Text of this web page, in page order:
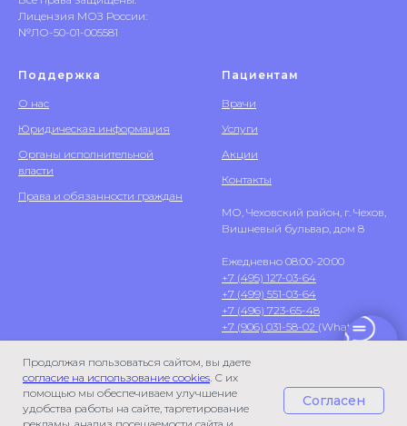
Продолжая пользоваться сайтом, вы даете
согласие на использование cookies. С их
помощью мы обеспечиваем улучшение
удобства работы на сайте, таргетирование
Согласен
Лицензия МОЗ России:
№ЛО-50-01-005581
Поддержка
О нас
Юридическая информация
Органы исполнительной
власти
Права и обязанности граждан
Пациентам
Врачи
Услуги
Акции
Контакты
МО, Чеховский район, г. Чехов,
Вишневый бульвар, дом 8
Ежедневно 08:00-20:00
+7 (495) 127-03-64
+7 (499) 551-03-64
+7 (496) 723-65-48
+7 (906) 031-58-02 (WhatsApp)